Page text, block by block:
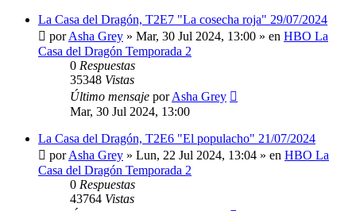
La Casa del Dragón, T2E7 "La cosecha roja" 29/07/2024
porAsha Grey » Mar, 30 Jul 2024, 13:00 » en HBO La
Casa del Dragón Temporada 2
0 Respuestas
35348 Vistas
Último mensaje porAsha Grey
Mar, 30 Jul 2024, 13:00
La Casa del Dragón, T2E6 "El populacho" 21/07/2024
porAsha Grey » Lun, 22 Jul 2024, 13:04 » en HBO La
Casa del Dragón Temporada 2
0 Respuestas
43764 Vistas